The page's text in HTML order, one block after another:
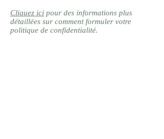
Cliquez ici pour des informations plus
détaillées sur comment formuler votre
politique de confidentialité.